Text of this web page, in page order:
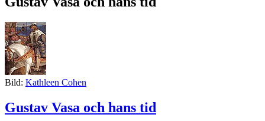
Bild: Kathleen Cohen
Gustav Vasa och hans tid